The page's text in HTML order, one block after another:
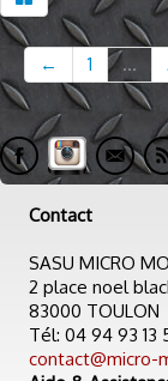
← 1 ...
Contact
SASU MICRO
2 place noel
83000 TOULON
Tél: 04 94 93 13
contact@micro-